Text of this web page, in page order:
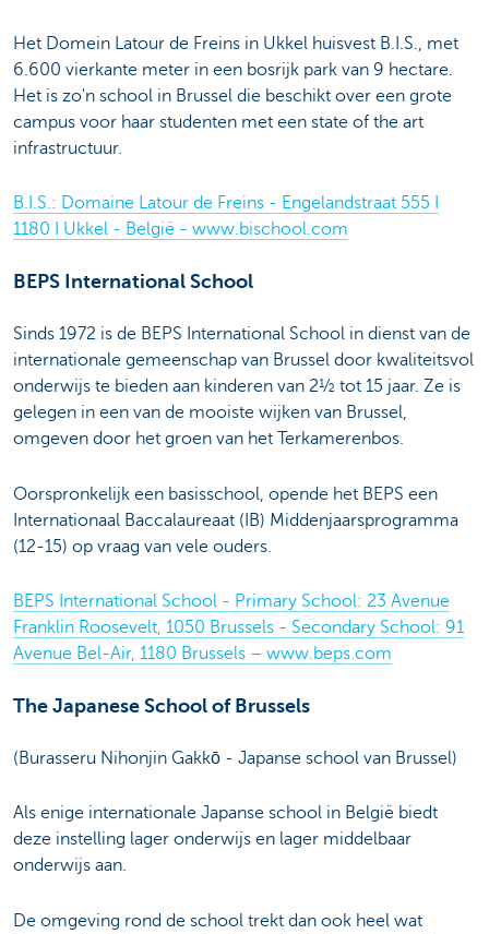
Het Domein Latour de Freins in Ukkel huisvest B.I.S., met
6.600 vierkante meter in een bosrijk park van 9 hectare.
Het is zo'n school in Brussel die beschikt over een grote
campus voor haar studenten met een state of the art
infrastructuur.
B.I.S.: Domaine Latour de Freins - Engelandstraat 555 I
1180 I Ukkel - België - www.bischool.com
BEPS International School
Sinds 1972 is de BEPS International School in dienst van de
internationale gemeenschap van Brussel door kwaliteitsvol
onderwijs te bieden aan kinderen van 2½ tot 15 jaar. Ze is
gelegen in een van de mooiste wijken van Brussel,
omgeven door het groen van het Terkamerenbos.
Oorspronkelijk een basisschool, opende het BEPS een
Internationaal Baccalaureaat (IB) Middenjaarsprogramma
(12-15) op vraag van vele ouders.
BEPS International School - Primary School: 23 Avenue
Franklin Roosevelt, 1050 Brussels - Secondary School: 91
Avenue Bel-Air, 1180 Brussels – www.beps.com
The Japanese School of Brussels
(Burasseru Nihonjin Gakkō - Japanse school van Brussel)
Als enige internationale Japanse school in België biedt
deze instelling lager onderwijs en lager middelbaar
onderwijs aan.
De omgeving rond de school trekt dan ook heel wat